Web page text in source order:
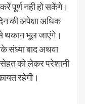
पूर्ण नही हो सकेंगे।
की अपेक्षा अधिक
थकान भूल जाएंगे।
संध्या बाद अथवा
को लेकर परेशानी
रहेगी।